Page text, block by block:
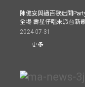
陳健安與過百歌迷開
全場 壽星仔唱未派台新
2024-07-31
更多